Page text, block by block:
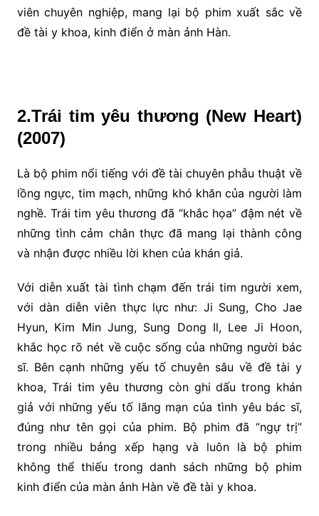
viên chuyên nghiệp, mang lại bộ phim xuất sắc về
đề tài y khoa, kinh điển ở màn ảnh Hàn.
2.Trái tim yêu thương (New Heart)
(2007)
Là bộ phim nổi tiếng với đề tài chuyên phẫu thuật về
lồng ngực, tim mạch, những khó khăn của người làm
nghề. Trái tim yêu thương đã “khắc họa” đậm nét về
những tình cảm chân thực đã mang lại thành công
và nhận được nhiều lời khen của khán giả.
Với diễn xuất tài tình chạm đến trái tim người xem,
với dàn diễn viên thực lực như: Ji Sung, Cho Jae
Hyun, Kim Min Jung, Sung Dong Il, Lee Ji Hoon,
khắc học rõ nét về cuộc sống của những người bác
sĩ. Bên cạnh những yếu tố chuyên sâu về đề tài y
khoa, Trái tim yêu thương còn ghi dấu trong khán
giả với những yếu tố lãng mạn của tình yêu bác sĩ,
đúng như tên gọi của phim. Bộ phim đã “ngự trị”
trong nhiều bảng xếp hạng và luôn là bộ phim
không thể thiếu trong danh sách những bộ phim
kinh điển của màn ảnh Hàn về đề tài y khoa.